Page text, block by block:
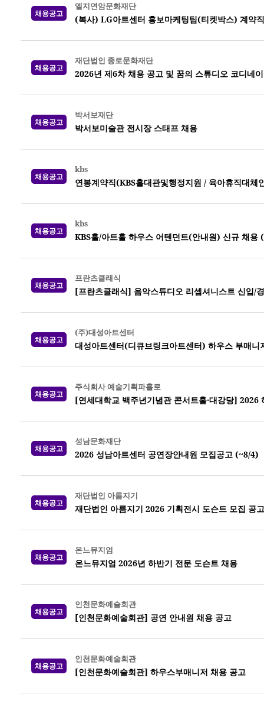
채용공고
엘지연암문화재단
(복사) LG아트센터 홍보마케팅팀(티켓박스) 계약
채용공고
재단법인 종로문화재단
2026년 제6차 채용 공고 및 꿈의 스튜디오 코디네
채용공고
박서보재단
박서보미술관 전시장 스태프 채용
채용공고
kbs
연봉계약직(KBS홀대관및행정지원 / 육아휴직대
채용공고
kbs
KBS홀/아트홀 하우스 어텐던트(안내원) 신규 채용
채용공고
프란츠클래식
[프란츠클래식] 음악스튜디오 리셉셔니스트 신입/
채용공고
(주)대성아트센터
대성아트센터(디큐브링크아트센터) 하우스 부매니
채용공고
주식회사 예술기획파홀로
[연세대학교 백주년기념관 콘서트홀·대강당] 2026
채용공고
성남문화재단
2026 성남아트센터 공연장안내원 모집공고 (~8/4)
채용공고
재단법인 아름지기
재단법인 아름지기 2026 기획전시 도슨트 모집 공고
채용공고
온느뮤지엄
온느뮤지엄 2026년 하반기 전문 도슨트 채용
채용공고
인천문화예술회관
[인천문화예술회관] 공연 안내원 채용 공고
채용공고
인천문화예술회관
[인천문화예술회관] 하우스부매니저 채용 공고